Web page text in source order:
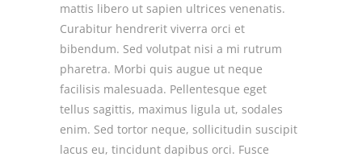
mattis libero ut sapien ultrices venenatis.
Curabitur hendrerit viverra orci et
bibendum. Sed volutpat nisi a mi rutrum
pharetra. Morbi quis augue ut neque
facilisis malesuada. Pellentesque eget
tellus sagittis, maximus ligula ut, sodales
enim. Sed tortor neque, sollicitudin suscipit
lacus eu, tincidunt dapibus orci. Fusce